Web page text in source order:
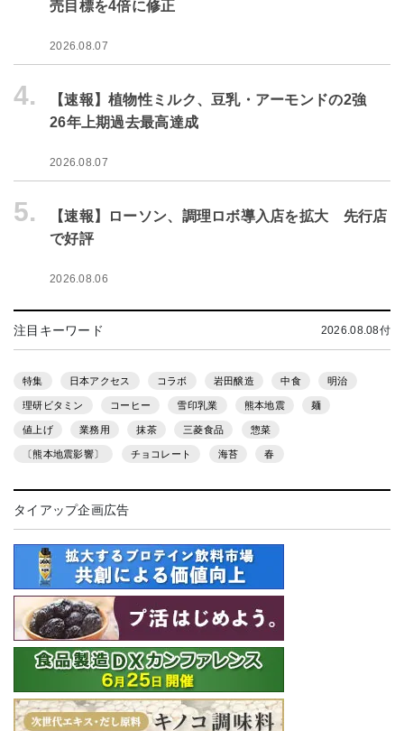
売目標を4倍に修正
2026.08.07
4.
【速報】植物性ミルク、豆乳・アーモンドの2強
26年上期過去最高達成
2026.08.07
5.
【速報】ローソン、調理ロボ導入店を拡大 先行店
で好評
2026.08.06
注目キーワード 2026.08.08付
特集 日本アクセス コラボ 岩田醸造 中食 明治
理研ビタミン コーヒー 雪印乳業 熊本地震 麺
値上げ 業務用 抹茶 三菱食品 惣菜
〔熊本地震影響〕 チョコレート 海苔 春
タイアップ企画広告